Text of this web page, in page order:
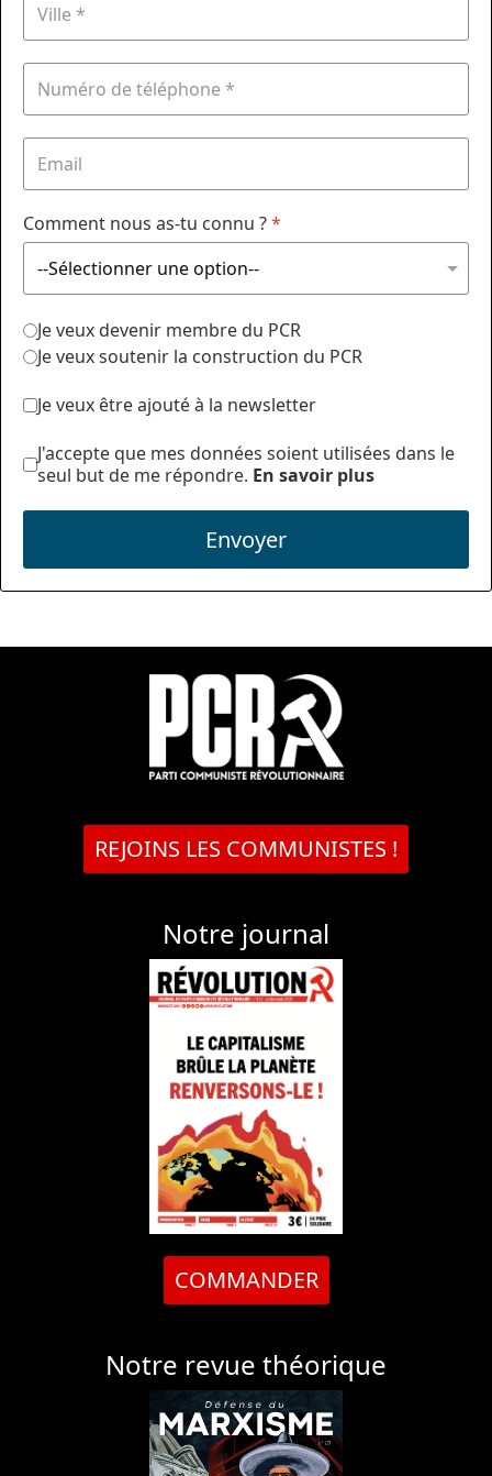
Comment nous as-tu connu ?*
Je veux devenir membre du PCR
Je veux soutenir la construction du PCR
Je veux être ajouté à la newsletter
J'accepte que mes données soient utilisées dans le
seul but de me répondre. En savoir plus
Envoyer
REJOINS LES COMMUNISTES !
Notre journal
COMMANDER
Notre revue théorique